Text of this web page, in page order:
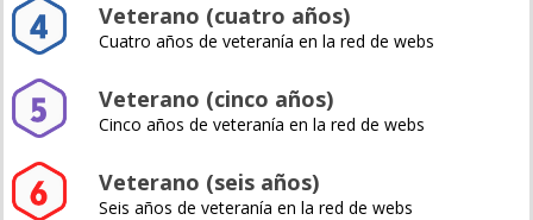
Veterano (cuatro años)
Cuatro años de veteranía en la red de webs
Veterano (cinco años)
Cinco años de veteranía en la red de webs
Veterano (seis años)
Seis años de veteranía en la red de webs